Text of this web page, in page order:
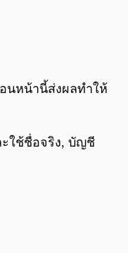
นหน้านี้ส่งผลทำให้
ะใช้ชื่อจริง, บัญชี